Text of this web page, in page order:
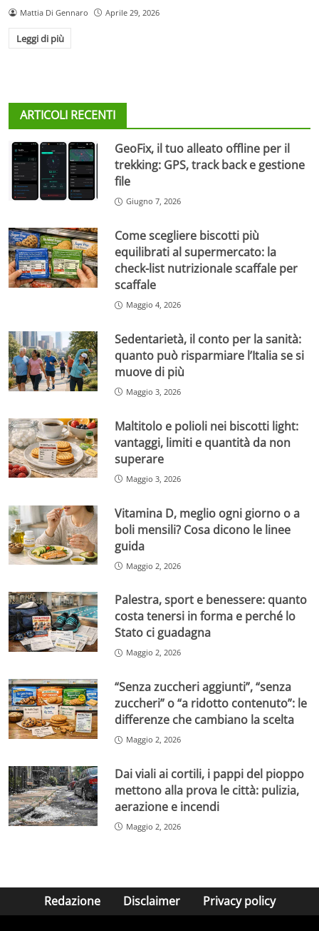
Mattia Di Gennaro Aprile 29, 2026
Leggi di più
ARTICOLI RECENTI
GeoFix, il tuo alleato offline per il
trekking: GPS, track back e gestione
file
Giugno 7, 2026
Come scegliere biscotti più
equilibrati al supermercato: la
check-list nutrizionale scaffale per
scaffale
Maggio 4, 2026
Sedentarietà, il conto per la sanità:
quanto può risparmiare l’Italia se si
muove di più
Maggio 3, 2026
Maltitolo e polioli nei biscotti light:
vantaggi, limiti e quantità da non
superare
Maggio 3, 2026
Vitamina D, meglio ogni giorno o a
boli mensili? Cosa dicono le linee
guida
Maggio 2, 2026
Palestra, sport e benessere: quanto
costa tenersi in forma e perché lo
Stato ci guadagna
Maggio 2, 2026
“Senza zuccheri aggiunti”, “senza
zuccheri” o “a ridotto contenuto”: le
differenze che cambiano la scelta
Maggio 2, 2026
Dai viali ai cortili, i pappi del pioppo
mettono alla prova le città: pulizia,
aerazione e incendi
Maggio 2, 2026
Redazione Disclaimer Privacy policy